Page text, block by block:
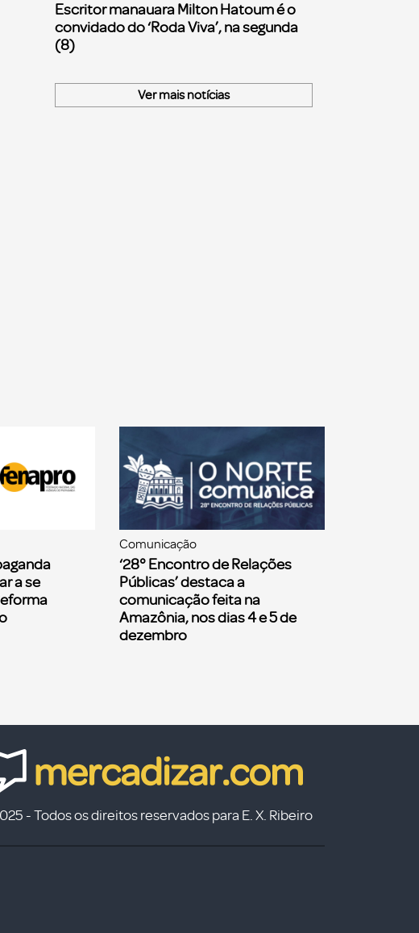
Escritor manauara Milton Hatoum é o
convidado do ‘Roda Viva’, na segunda
(8)
Ver mais notícias
a se
Comunicação
‘28° Encontro de Relações
Públicas’ destaca a
comunicação feita na
Amazônia, nos dias 4 e 5 de
dezembro
- Todos os direitos reservados para E. X. Ribeiro